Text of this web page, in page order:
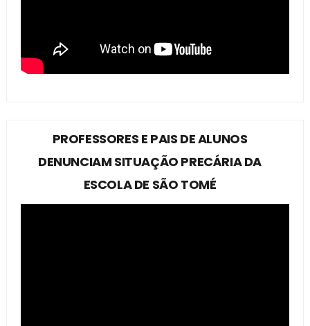
PROFESSORES E PAIS DE ALUNOS
DENUNCIAM SITUAÇÃO PRECÁRIA DA
ESCOLA DE SÃO TOMÉ